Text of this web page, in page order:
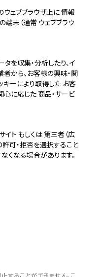
ウェブブラウザ上に 情報
端末（通常 ウェブブラウ
を収集・分析したり、イ
者から、お客様の興味・関
キーにより取得した お客
に応じた 商品・サービ
ト もしくは 第三者（広
可・拒否を選択すること
くなる場合があります。